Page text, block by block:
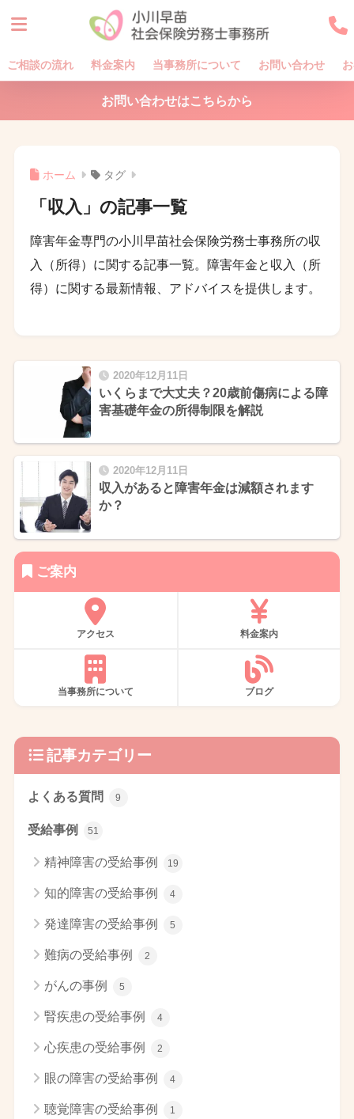
ご相談の流れ 料金案内 当事務所について お問い合わせ
お問い合わせはこちらから
ホーム タグ
「収入」の記事一覧
障害年金専門の小川早苗社会保険労務士事務所の収
入（所得）に関する記事一覧。障害年金と収入（所
得）に関する最新情報、アドバイスを提供します。
2020年12月11日
いくらまで大丈夫？20歳前傷病による障
害基礎年金の所得制限を解説
2020年12月11日
収入があると障害年金は減額されます
か？
ご案内
アクセス 料金案内
当事務所について ブログ
記事カテゴリー
よくある質問 9
受給事例 51
精神障害の受給事例 19
知的障害の受給事例 4
発達障害の受給事例 5
難病の受給事例 2
がんの事例 5
腎疾患の受給事例 4
心疾患の受給事例 2
眼の障害の受給事例 4
聴覚障害の受給事例 1